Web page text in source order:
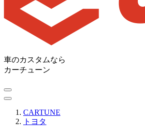
車のカスタムなら
カーチューン
CARTUNE
トヨタ